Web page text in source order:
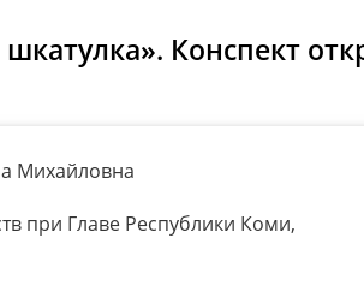
Конспект
Михайловна
при Главе Республики Коми,